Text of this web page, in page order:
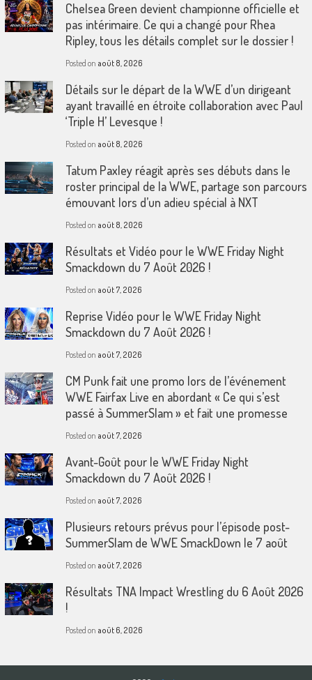
Chelsea Green devient championne officielle et
pas intérimaire. Ce qui a changé pour Rhea
Ripley, tous les détails complet sur le dossier !
Posted on août 8, 2026
Détails sur le départ de la WWE d’un dirigeant
ayant travaillé en étroite collaboration avec Paul
‘Triple H’ Levesque !
Posted on août 8, 2026
Tatum Paxley réagit après ses débuts dans le
roster principal de la WWE, partage son parcours
émouvant lors d’un adieu spécial à NXT
Posted on août 8, 2026
Résultats et Vidéo pour le WWE Friday Night
Smackdown du 7 Août 2026 !
Posted on août 7, 2026
Reprise Vidéo pour le WWE Friday Night
Smackdown du 7 Août 2026 !
Posted on août 7, 2026
CM Punk fait une promo lors de l’événement
WWE Fairfax Live en abordant « Ce qui s’est
passé à SummerSlam » et fait une promesse
Posted on août 7, 2026
Avant-Goût pour le WWE Friday Night
Smackdown du 7 Août 2026 !
Posted on août 7, 2026
Plusieurs retours prévus pour l’épisode post-
SummerSlam de WWE SmackDown le 7 août
Posted on août 7, 2026
Résultats TNA Impact Wrestling du 6 Août 2026
!
Posted on août 6, 2026